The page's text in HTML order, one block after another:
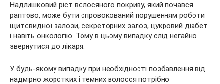
Надлишковий ріст волосяного покриву, який почався
раптово, може бути спровокований порушенням роботи
щитовидної залози, секреторних залоз, цукровий діабет
і навіть онкологію. Тому в цьому випадку слід негайно
звернутися до лікаря.
У будь-якому випадку при необхідності позбавлення від
надмірно жорстких і темних волосся потрібно